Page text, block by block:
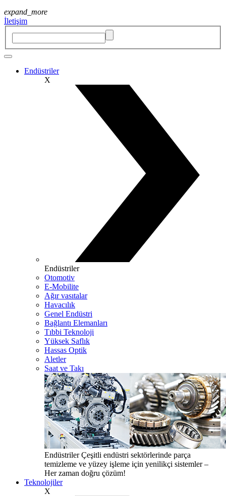
expand_more
İletişim
Endüstriler
X
Endüstriler
Otomotiv
E-Mobilite
Ağır vasıtalar
Havacılık
Genel Endüstri
Bağlantı Elemanları
Tıbbi Teknoloji
Yüksek Saflık
Hassas Optik
Aletler
Saat ve Takı
EndüstrilerÇeşitli endüstri sektörlerinde parça
temizleme ve yüzey işleme için yenilikçi sistemler –
Her zaman doğru çözüm!
Teknolojiler
X